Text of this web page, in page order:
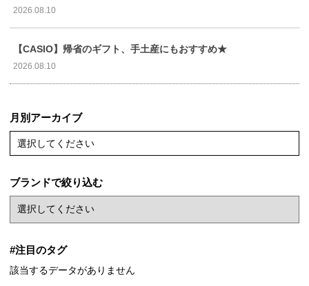
2026.08.10
【CASIO】帰省のギフト、手土産にもおすすめ★
2026.08.10
月別アーカイブ
選択してください
ブランドで絞り込む
#注目のタグ
該当するデータがありません